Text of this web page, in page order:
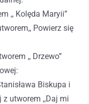
,, Kolęda Maryii”
Powierz się
,, Drzewo”
Biskupa i
utworem ,,Daj mi